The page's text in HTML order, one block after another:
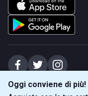
Oggi conviene di più!
Spiagge Srl - Sede legale: